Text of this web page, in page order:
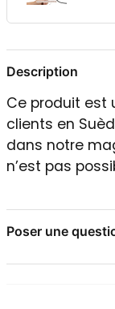
Description
Ce produit est
clients en
dans notre
n’est pas
Poser une